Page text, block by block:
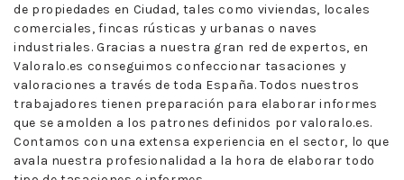
de propiedades en Ciudad, tales como viviendas, locales
comerciales, fincas rústicas y urbanas o naves
industriales. Gracias a nuestra gran red de expertos, en
Valoralo.es conseguimos confeccionar tasaciones y
valoraciones a través de toda España. Todos nuestros
trabajadores tienen preparación para elaborar informes
que se amolden a los patrones definidos por valoralo.es.
Contamos con una extensa experiencia en el sector, lo que
avala nuestra profesionalidad a la hora de elaborar todo